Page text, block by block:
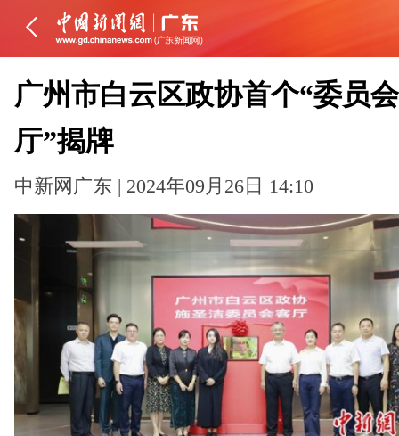
广州市白云区政协首个“委员
厅”揭牌
中新网广东 | 2024年09月26日 14:10